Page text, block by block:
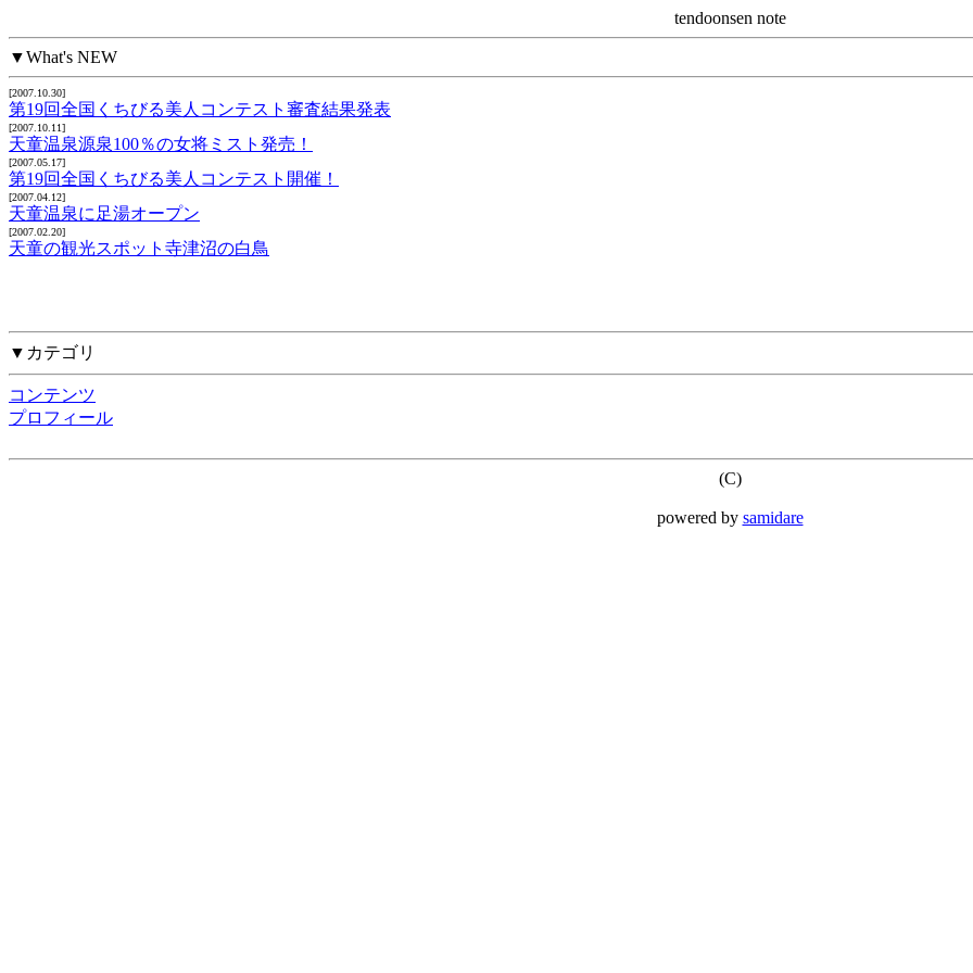
tendoonsen note
▼What's NEW
[2007.10.30]
第19回全国くちびる美人コンテスト審査結果発表
[2007.10.11]
天童温泉源泉100％の女将ミスト発売！
[2007.05.17]
第19回全国くちびる美人コンテスト開催！
[2007.04.12]
天童温泉に足湯オープン
[2007.02.20]
天童の観光スポット寺津沼の白鳥
▼カテゴリ
コンテンツ
プロフィール
(C)
powered by samidare